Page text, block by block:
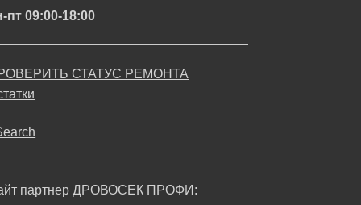
пт 09:00-18:00
СТАТУС РЕМОНТА
партнер ДРОВОСЕК ПРОФИ: